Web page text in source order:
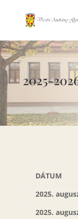
2025-
DÁTUM
2025.
2025.